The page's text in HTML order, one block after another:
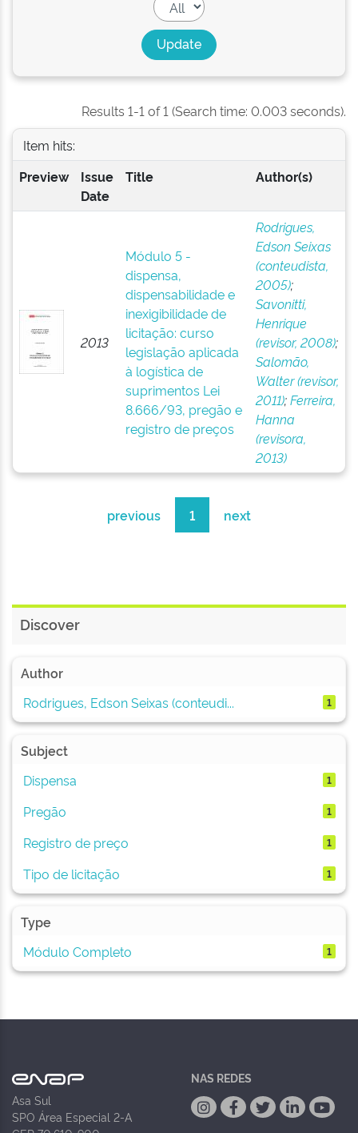
Results 1-1 of 1 (Search time: 0.003 seconds).
Item hits:
Preview
Issue
Date
Title Author(s)
2013
Módulo 5 -
dispensa,
dispensabilidade e
inexigibilidade de
licitação: curso
legislação aplicada
à logística de
suprimentos Lei
8.666/93, pregão e
registro de preços
Rodrigues,
Edson Seixas
(conteudista,
2005);
Savonitti,
Henrique
(revisor, 2008);
Salomão,
Walter (revisor,
2011);Ferreira,
Hanna
(revisora,
2013)
previous 1 next
Discover
Author
Rodrigues, Edson Seixas (conteudi...
1
Subject
Dispensa
1
Pregão 1
Registro de preço 1
Tipo de licitação 1
Type
Módulo Completo
1
Asa Sul
SPO Área Especial 2-A
NAS REDES